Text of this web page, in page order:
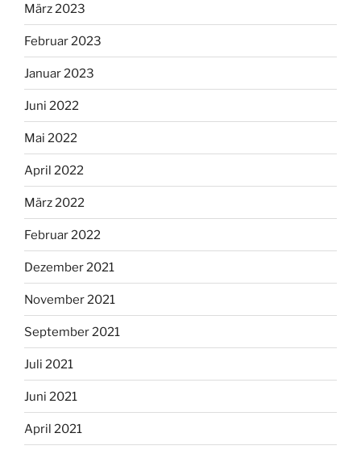
März 2023
Februar 2023
Januar 2023
Juni 2022
Mai 2022
April 2022
März 2022
Februar 2022
Dezember 2021
November 2021
September 2021
Juli 2021
Juni 2021
April 2021